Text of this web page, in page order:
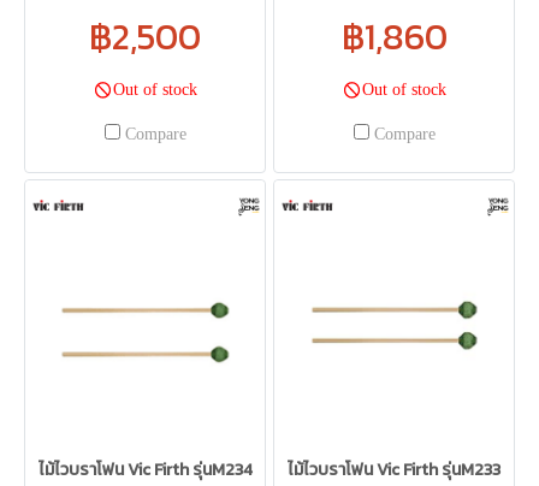
฿2,500
Out of stock
Compare
฿1,860
Out of stock
Compare
ไม้ไวบราโฟน Vic Firth รุ่นM234 ไม้ไวบราโฟน Vic Firth รุ่นM233